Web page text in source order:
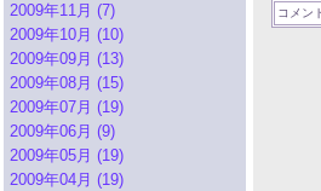
2009年11月 (7)
2009年10月 (10)
2009年09月 (13)
2009年08月 (15)
2009年07月 (19)
2009年06月 (9)
2009年05月 (19)
2009年04月 (19)